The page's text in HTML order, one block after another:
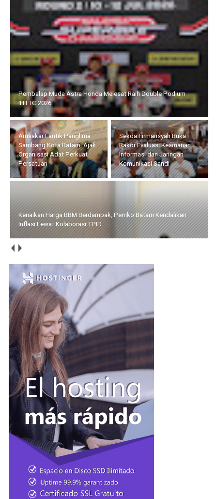
Pembalap Muda Astra Honda Melesat Raih Double Podium
IHTTC 2026
Amsakar Lantik Panglima
Sambang Kota Batam, Ajak
Organisasi Adat Perkuat
Persatuan
Sekda Firmansyah Buka
Rakor Evaluasi Keamanan
Informasi dan Jaringan
Komunikasi Sandi
Kenaikan Harga BBM Berdampak, Pemko Batam Kendalikan
Inflasi Lewat Kolaborasi TPID